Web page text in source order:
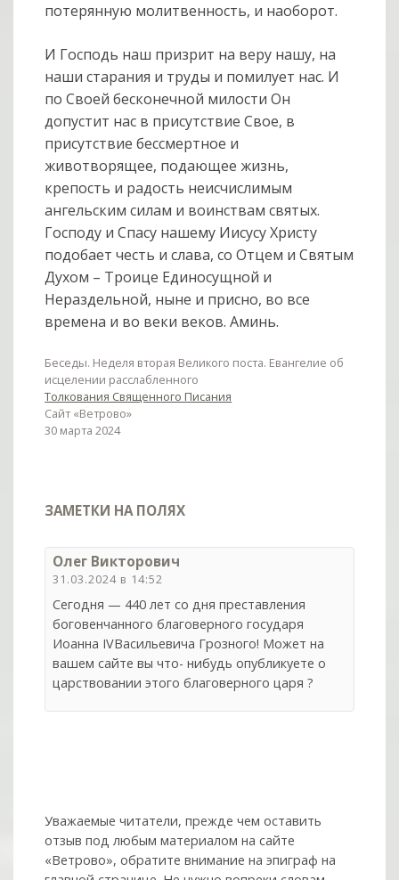
потерянную молитвенность, и наоборот.
И Господь наш призрит на веру нашу, на
наши старания и труды и помилует нас. И
по Своей бесконечной милости Он
допустит нас в присутствие Свое, в
присутствие бессмертное и
животворящее, подающее жизнь,
крепость и радость неисчислимым
ангельским силам и воинствам святых.
Господу и Спасу нашему Иисусу Христу
подобает честь и слава, со Отцем и Святым
Духом – Троице Единосущной и
Нераздельной, ныне и присно, во все
времена и во веки веков. Аминь.
Беседы. Неделя вторая Великого поста. Евангелие об
исцелении расслабленного
Толкования Священного Писания
Сайт «Ветрово»
30 марта 2024
ЗАМЕТКИ НА ПОЛЯХ
Олег Викторович
31.03.2024 в 14:52
Сегодня — 440 лет со дня преставления
боговенчанного благоверного государя
Иоанна IVВасильевича Грозного! Может на
вашем сайте вы что- нибудь опубликуете о
царствовании этого благоверного царя ?
Уважаемые читатели, прежде чем оставить
отзыв под любым материалом на сайте
«Ветрово», обратите внимание на эпиграф на